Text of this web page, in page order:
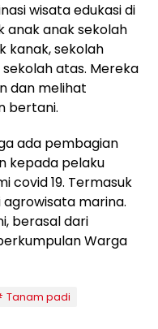
wisata edukasi di
anak anak sekolah
kanak, sekolah
atas. Mereka
dan melihat
bertani.
ada pembagian
kepada pelaku
covid 19. Termasuk
marina.
berasal dari
Warga
Tanam padi